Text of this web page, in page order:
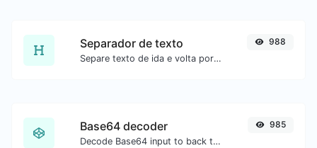
Separador de texto
Separe texto de ida e volta por novas linhas, vírgulas, pontos etc.
988
Base64 decoder
Decode Base64 input to back to string.
985